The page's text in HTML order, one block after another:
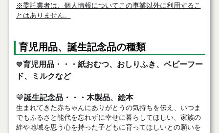
※委託業者は、個人情報についてこの事業以外に利用するこ
とはありません。
育児用品、誕生記念品の種類
💛育児用品・・・紙おむつ、おしりふき、ベビーフー
ド、ミルクなど
💛誕生記念品・・・木製品、絵本
生まれてきた赤ちゃんにありがとうの気持ちを伝え、いつま
でもふるさと能代を忘れずに幸せに暮らしてほしい、家族の
絆や地域を思う心を持った子どもに育ってほしいとの願いを